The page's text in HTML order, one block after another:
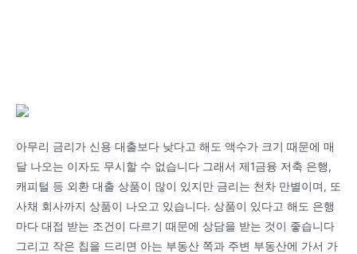
아무리 금리가 신용 대출보다 낮다고 해도 액수가 크기 때문에 매
달 나오는 이자도 무시할 수 없습니다 그래서 제1금융 저축 은행,
캐피털 등 외환 대출 상품이 많이 있지만 금리는 천차 만별이며, 또
사채 회사까지 상품이 나오고 있습니다. 상품이 있다고 해도 은행
마다 대접 받는 조건이 다르기 때문에 상담을 받는 것이 좋습니다
그리고 작은 칩을 드리면 아는 부동산 쪽과 주변 부동산에 가서 가